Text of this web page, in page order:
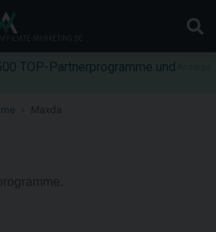
TOP-Partnerprogramme und